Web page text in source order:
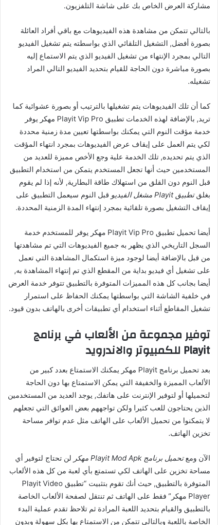
مشاركة العرض الخاص بك على شاشة التلفزيون.
بالتالي تتمكن من مشاهدة هذه الفيديوهات مع باقي أفراد العائلة
بصورة أفضل, التشغيل التلقائي الذي بواسطته يتم تشغيل الفيديو
التالي بمجرد الإنتهاء من تشغيل الفيديو الذي يتم الاستماع إليه
بصورة مباشرة دون الحاجة للقيام بتحديد الفيديو التالي المراد
تشغيله.
كما أن تلك الفيديوهات يتم تشغيلها بالترتيب أو بصورة عشوائية كما
تريد, بالإضافة لهذه الخدمات تطبيق Playit Vip Pro مهكر يوفر
خدمة مؤقت النوم التي يمكنك بواسطتها تعيين مدة زمنية محددة
لكي يتم العمل على إيقاف عرض الفيديوهات بمجرد انتهاء المؤقت
الذي يتم تحديده, تلك الخدمة علية وجع الأخص مميزة للعديد من
المستخدمين حيث أنها تجعل المستخدم يتمكن من استخدام التطبيق
قبل النوم دون القلق من استهلاك طاقة البطارية, لأنه إذا لم يقوم
بغلقتطبيق Playit مشغل الفيديو
قبل النوم سيعمل التطبيق على
إيقاف التشغيل بصورة تلقائية بمجرد إنتهاء المدة الزمنية المحددة.
أيضا تحميل تطبيق Playit Vip Pro مهكر يوفر للمستخدم خدمة
السجل التاريخي الذي يظهر به جميع الفيديوهات التي تم مشاهدتها
من قبل بالإضافة أيضا لوجود ميزة استكمال المشاهدة التي تعمل
على تشغيل أي فيديو بداية من المقطع الذي تم إنتهاء المشاهدة به,
أيضا بجانب كل هذه المميزات المتوفرة بالتطبيق تتوفر خدمة العرض
في خلفية الشاشة التي بواسطتها يمكنك الحفاظ على استمرار
تشغيل المقاطع أثناء استخدام أي تطبيقات أخرى بالهاتف بدون قيود.
توفير مجموعة من الألعاب في برنامج
Playit للكمبيوتر والاندرويد
بعد تحميل برنامج Playit مهكر يمكنك الاستمتاع بعدد كبير من
الألعاب المميزة والخفيفة التي يمكن الاستمتاع بها دون الحاجة
لتحميلها أو لتوفير الإنترنت على هاتفك, يوجد العديد من المستخدمين
الذين يحتاجون للعب كثيرا ولكن تواجههم بعض العوائق التي تجعلهم
لا يتمكنوا من تحميل الألعاب على الهاتف مثل عدم توافر مساحة
تخزين الهاتف.
الآن ومعتحميل برنامج Playit Mod Apk مهكر
لن تحتاج لتوفير أي
مساحة تخزين على الهاتف لكي تستمتع بأي لعبة من كل هذه الألعاب
المتوفرة بالتطبيق, حيث أنك تقوم بتثبيت “تطبيق Playit Video
Player مهكر” فقط على الهاتف ثم تنتقل لصفحة الألعاب الخاصة
بالتطبيق والقيام بتحديد اللعبة المرادة ثم تلاحظ تقدم عملية البدء
الخاصة باللعبة وبالتالي تتمكن من الاستمتاع بها بكل سهولة وبدون